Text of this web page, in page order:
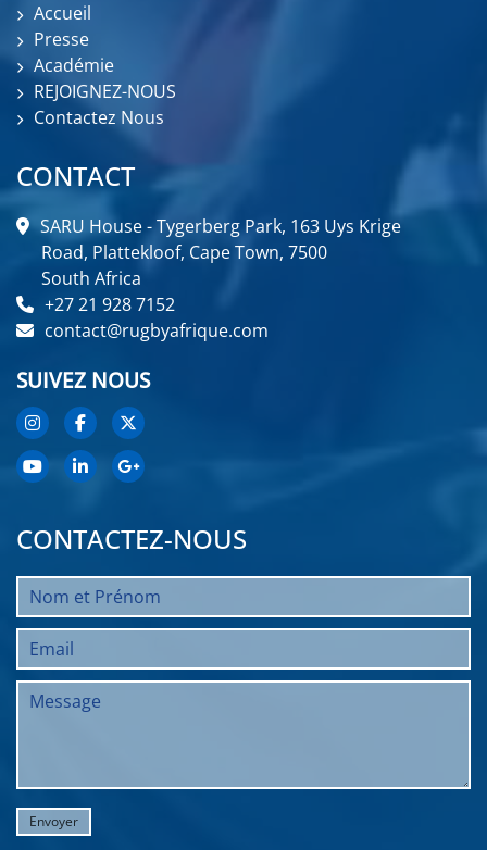
Accueil
Presse
Académie
REJOIGNEZ-NOUS
Contactez Nous
CONTACT
SARU House - Tygerberg Park, 163 Uys Krige
Road, Plattekloof, Cape Town, 7500
South Africa
+27 21 928 7152
contact@rugbyafrique.com
SUIVEZ NOUS
CONTACTEZ-NOUS